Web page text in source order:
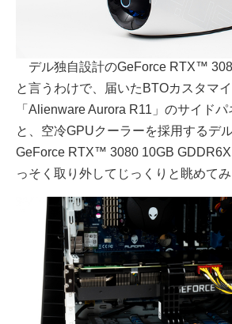
デル独自設計のGeForce RTX™
と言うわけで、届いたBTOカスタマ
「Alienware Aurora R11」のサイド
と、空冷GPUクーラーを採用するデ
GeForce RTX™ 3080 10GB
っそく取り外してじっくりと眺めてみ